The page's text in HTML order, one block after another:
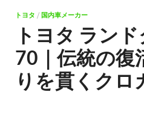
トヨタ / 国内車メーカー
トヨタ ラン
70｜伝統の復
りを貫くクロ